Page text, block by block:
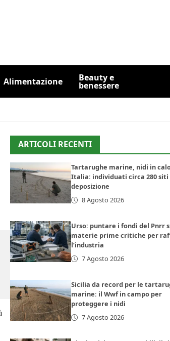
Alimentazione Beauty e
benessere
ARTICOLI RECENTI
Tartarughe marine, nidi in
Italia: individuati circa 280 siti
deposizione
8 Agosto 2026
Urso: puntare i fondi del Pnrr
materie prime critiche per
l’industria
7 Agosto 2026
Sicilia da record per le
marine: il Wwf in campo per
proteggere i nidi
7 Agosto 2026